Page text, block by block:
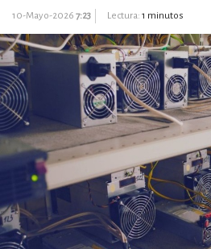
10-Mayo-2026 7:23 Lectura: 1 minutos